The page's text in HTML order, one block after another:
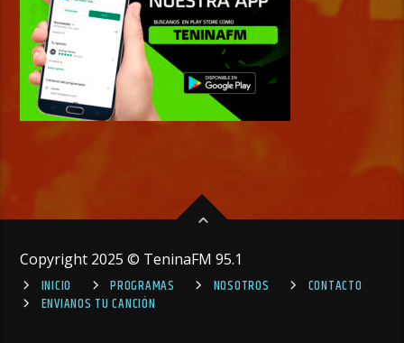
Copyright 2025 © TeninaFM 95.1
INICIO
PROGRAMAS NOSOTROS
CONTACTO
ENVIANOS TU CANCIÓN